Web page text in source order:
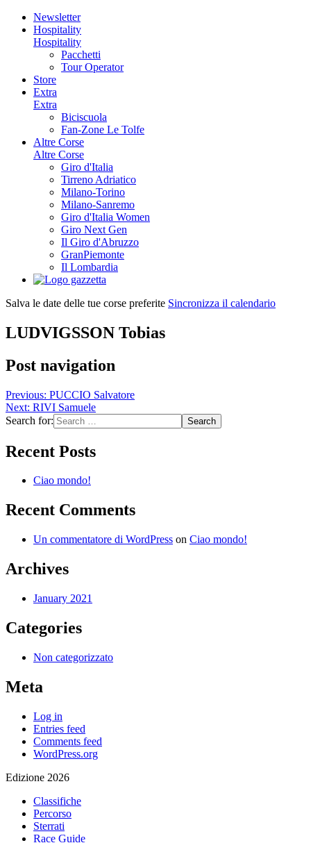
Newsletter
Hospitality
Hospitality
Pacchetti
Tour Operator
Store
Extra
Extra
Biciscuola
Fan-Zone Le Tolfe
Altre Corse
Altre Corse
Giro d'Italia
Tirreno Adriatico
Milano-Torino
Milano-Sanremo
Giro d'Italia Women
Giro Next Gen
Il Giro d'Abruzzo
GranPiemonte
Il Lombardia
Salva le date delle tue corse preferite Sincronizza il calendario
LUDVIGSSON Tobias
Post navigation
Previous: PUCCIO Salvatore
Next: RIVI Samuele
Search for:
Recent Posts
Ciao mondo!
Recent Comments
Un commentatore di WordPress on Ciao mondo!
Archives
January 2021
Categories
Non categorizzato
Meta
Log in
Entries feed
Comments feed
WordPress.org
Edizione 2026
Classifiche
Percorso
Sterrati
Race Guide